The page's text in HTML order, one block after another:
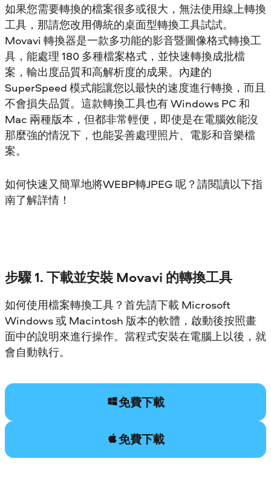
如果您需要轉換的檔案很多或很大，無法使用線上轉換
工具，那請您改用傳統的桌面型轉換工具試試。
Movavi 轉換器是一款多功能的影音暨圖像格式轉換工
具，能處理 180 多種檔案格式，並快速轉換成批檔
案，輸出度品質和高解析度的成果。內建的
SuperSpeed 模式能讓您以最快的速度進行轉換，而且
不會損失品質。這款轉換工具也有 Windows PC 和
Mac 兩種版本，但都非常輕便，即使是在電腦效能沒
那麼強的情況下，也能妥善處理照片、電影和音樂檔
案。
如何快速又簡單地將WEBP轉JPEG 呢？請閱讀以下指
南了解詳情！
步驟 1. 下載並安裝 Movavi 的轉換工具
如何使用檔案轉換工具？首先請下載 Microsoft
Windows 或 Macintosh 版本的軟體，啟動後按照畫
面中的說明來進行操作。當程式安裝在電腦上以後，就
會自動執行。
免費下載
免費下載